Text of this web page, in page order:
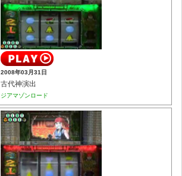
2008年03月31日
古代神演出
ジアマゾンロード